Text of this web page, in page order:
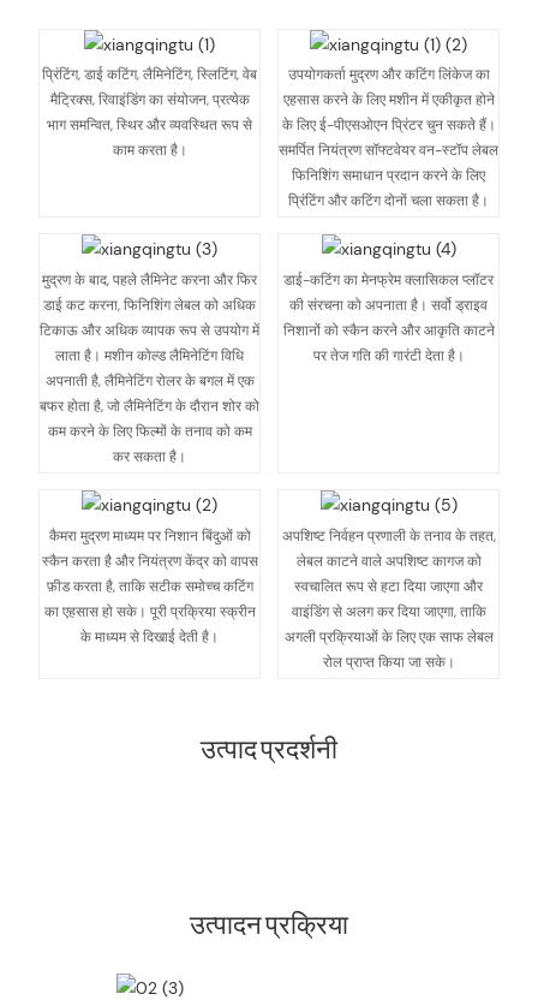
प्रिंटिंग, डाई कटिंग, लैमिनेटिंग, स्लिटिंग, वेब
मैट्रिक्स, रिवाइंडिंग का संयोजन, प्रत्येक
भाग समन्वित, स्थिर और व्यवस्थित रूप से
काम करता है।
उपयोगकर्ता मुद्रण और कटिंग लिंकेज का
एहसास करने के लिए मशीन में एकीकृत होने
के लिए ई-पीएसओएन प्रिंटर चुन सकते हैं।
समर्पित नियंत्रण सॉफ्टवेयर वन-स्टॉप लेबल
फिनिशिंग समाधान प्रदान करने के लिए
प्रिंटिंग और कटिंग दोनों चला सकता है।
मुद्रण के बाद, पहले लैमिनेट करना और फिर
डाई कट करना, फिनिशिंग लेबल को अधिक
टिकाऊ और अधिक व्यापक रूप से उपयोग में
लाता है। मशीन कोल्ड लैमिनेटिंग विधि
अपनाती है, लैमिनेटिंग रोलर के बगल में एक
बफर होता है, जो लैमिनेटिंग के दौरान शोर को
कम करने के लिए फिल्मों के तनाव को कम
कर सकता है।
डाई-कटिंग का मेनफ्रेम क्लासिकल प्लॉटर
की संरचना को अपनाता है। सर्वो ड्राइव
निशानों को स्कैन करने और आकृति काटने
पर तेज गति की गारंटी देता है।
कैमरा मुद्रण माध्यम पर निशान बिंदुओं को
स्कैन करता है और नियंत्रण केंद्र को वापस
फ़ीड करता है, ताकि सटीक समोच्च कटिंग
का एहसास हो सके। पूरी प्रक्रिया स्क्रीन
के माध्यम से दिखाई देती है।
अपशिष्ट निर्वहन प्रणाली के तनाव के तहत,
लेबल काटने वाले अपशिष्ट कागज को
स्वचालित रूप से हटा दिया जाएगा और
वाइंडिंग से अलग कर दिया जाएगा, ताकि
अगली प्रक्रियाओं के लिए एक साफ लेबल
रोल प्राप्त किया जा सके।
उत्पाद प्रदर्शनी
उत्पादन प्रक्रिया